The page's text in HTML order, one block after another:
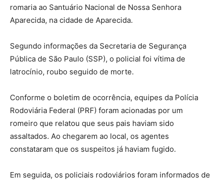
romaria ao Santuário Nacional de Nossa Senhora
Aparecida, na cidade de Aparecida.
Segundo informações da Secretaria de Segurança
Pública de São Paulo (SSP), o policial foi vítima de
latrocínio, roubo seguido de morte.
Conforme o boletim de ocorrência, equipes da Polícia
Rodoviária Federal (PRF) foram acionadas por um
romeiro que relatou que seus pais haviam sido
assaltados. Ao chegarem ao local, os agentes
constataram que os suspeitos já haviam fugido.
Em seguida, os policiais rodoviários foram informados de